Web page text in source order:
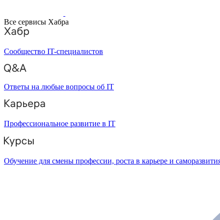
Все сервисы Хабра
Сообщество IT-специалистов
Ответы на любые вопросы об IT
Профессиональное развитие в IT
Обучение для смены профессии, роста в карьере и